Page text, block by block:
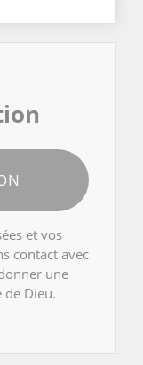
et vos
contact avec
une
de Dieu.